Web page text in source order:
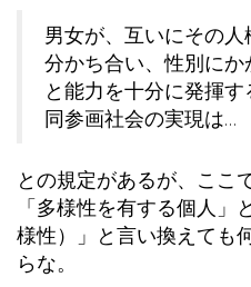
男女が、互いにその
分かち合い、性別に
と能力を十分に発揮
同参画社会の実現は…
との規定があるが、ここ
「多様性を有する個人」
様性）」と言い換えても
らな。